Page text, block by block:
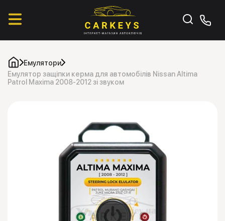
Емулятори
Емулятор защіпки керма для автомобілів Nissan Altima
Patrol Maxima 2008-2012 зі звуком